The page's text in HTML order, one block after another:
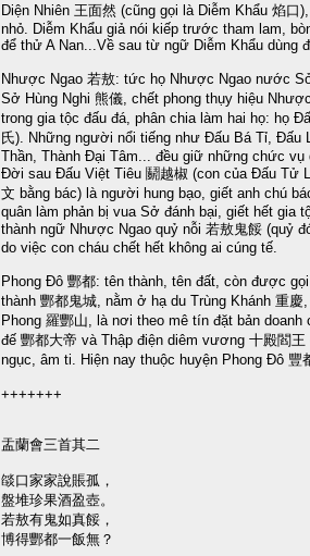
Diện Nhiên 王面然 (cũng gọi là Diễm Khẩu 焰
nhỏ. Diễm Khẩu giả nói kiếp trước tham lam,
để thử A Nan...Về sau từ ngữ Diễm Khẩu dùng
Nhược Ngao 若敖: tức họ Nhược Ngao nước
Sở Hùng Nghi 熊儀, chết phong thụy hiệu
trong gia tộc đấu đá, phân chia làm hai họ: họ
氏). Những người nổi tiếng như Đấu Bá Tỉ, Đấu
Thần, Thành Đại Tâm... đều giữ những chức vụ
Đời sau Đấu Việt Tiêu 鬬越椒 (con của Đấu Tử
文 bằng bác) là người hung bạo, giết anh chú
quân làm phản bị vua Sở đánh bại, giết hết gia
thành ngữ Nhược Ngao quỷ nỗi 若敖鬼餒 (quỷ
do việc con cháu chết hết không ai cúng tế.
Phong Đô 酆都: tên thành, tên đất, còn được
thành 酆都鬼城, nằm ở hạ du Trùng Khánh 重
Phong 羅酆山, là nơi theo mê tín đặt bản doanh
đế 酆都大帝 và Thập điện diêm vương 十殿閻
ngục, âm ti. Hiện nay thuộc huyện Phong Đô 豐
+++++++
盂蘭會三首其二
燄口家家說賬孤，
盤堆珍果酒盈壺。
若敖有鬼如真餒，
博得酆都一飯無？